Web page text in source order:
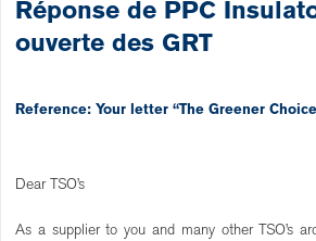
Réponse de PPC
ouverte des GRT
Reference: Your letter “The Greener
Dear TSO’s
As a supplier to you and many other TSO’s